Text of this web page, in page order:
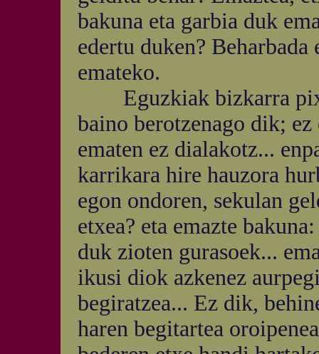
bakuna eta garbia duk
edertu duken?
emateko.
Eguzkiak bizkarra
baino berotzenago dik;
ematen ez dialakotz...
karrikara hire hauzora
egon ondoren, sekulan
etxea? eta emazte
duk zioten gurasoek...
ikusi diok azkenez
begiratzea... Ez dik,
haren begitartea